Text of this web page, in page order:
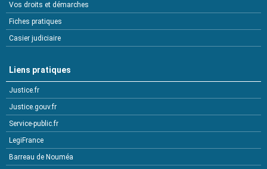
Vos droits et démarches
Fiches pratiques
Casier judiciaire
Liens pratiques
Justice.fr
Justice.gouv.fr
Service-public.fr
LegiFrance
Barreau de Nouméa